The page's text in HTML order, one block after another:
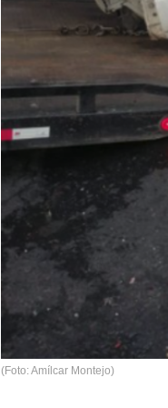
(Foto: Amílcar Montejo)